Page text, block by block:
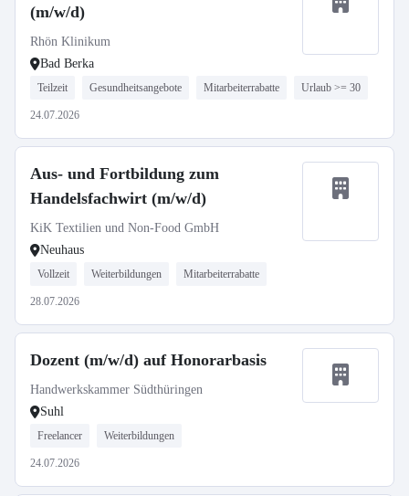
(m/w/d)
Rhön Klinikum
Bad Berka
Teilzeit Gesundheitsangebote Mitarbeiterrabatte Urlaub >= 30
24.07.2026
Aus- und Fortbildung zum
Handelsfachwirt (m/w/d)
KiK Textilien und Non-Food GmbH
Neuhaus
Vollzeit Weiterbildungen Mitarbeiterrabatte
28.07.2026
Dozent (m/w/d) auf Honorarbasis
Handwerkskammer Südthüringen
Suhl
Freelancer Weiterbildungen
24.07.2026